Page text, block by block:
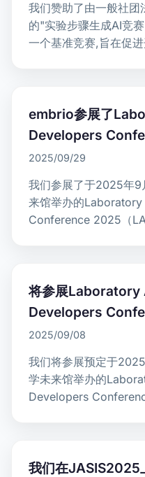
我们赞助了由一般社团
的"实验步骤生成AI竞
一个基准竞赛,旨在促
embrio参展了
Developers
2025/09/29
我们参展了于2025年
来馆举办的
Conference 2025（
将参展
Developers
2025/09/08
我们将参展预定于
学未来馆举办的
Developers
我们在JASIS2025